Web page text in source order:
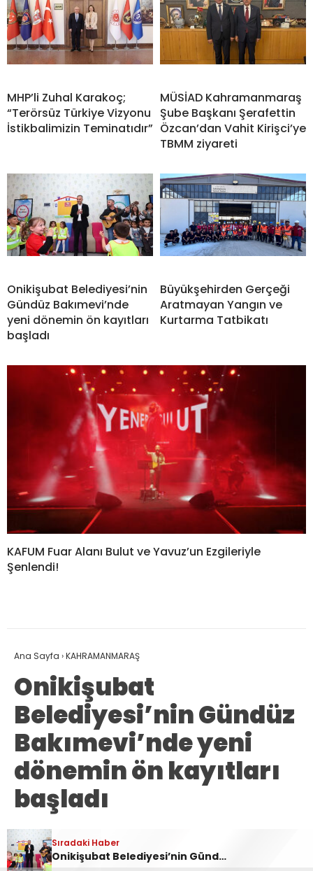
MHP’li Zuhal Karakoç;
“Terörsüz Türkiye Vizyonu
İstikbalimizin Teminatıdır”
MÜSİAD Kahramanmaraş
Şube Başkanı Şerafettin
Özcan’dan Vahit Kirişci’ye
TBMM ziyareti
Onikişubat Belediyesi’nin
Gündüz Bakımevi’nde
yeni dönemin ön kayıtları
başladı
Büyükşehirden Gerçeği
Aratmayan Yangın ve
Kurtarma Tatbikatı
KAFUM Fuar Alanı Bulut ve Yavuz’un Ezgileriyle
Şenlendi!
Sıradaki Haber
Onikişubat Belediyesi’nin Gündüz Bakımevi’nde yeni dönemin ön kayıtları başladı
Ana Sayfa ›KAHRAMANMARAŞ
Onikişubat
Belediyesi’nin Gündüz
Bakımevi’nde yeni
dönemin ön kayıtları
başladı
Onikişubat Belediyesi, Başkan Hanifi
Toptaş’ın öncülüğünde hizmete sunduğu